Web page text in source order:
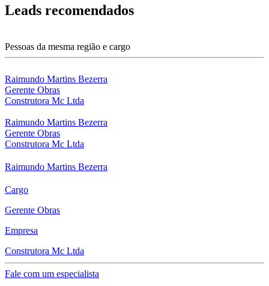
Leads recomendados
Pessoas da mesma região e cargo
Raimundo Martins Bezerra
Gerente Obras
Construtora Mc Ltda
Raimundo Martins Bezerra
Gerente Obras
Construtora Mc Ltda
Raimundo Martins Bezerra
Cargo
Gerente Obras
Empresa
Construtora Mc Ltda
Fale com um especialista